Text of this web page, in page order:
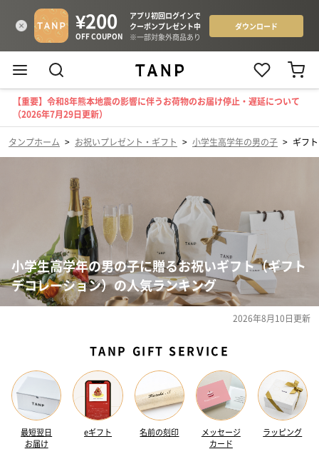
【重要】令和8年熊本地震の影響に伴うお荷物のお届け停止・遅延について
（2026年7月29日更新）
タンプホーム > お祝いプレゼント・ギフト > 小学生高学年の男の子 > ギフ
小学生高学年の男の子に贈るお祝いギフト（ギフト
デコレーション）の人気ランキング
2026年8月10日更新
TANP GIFT SERVICE
最短翌日
お届け
eギフト 名前の刻印
メッセージ
カード
ラッピング